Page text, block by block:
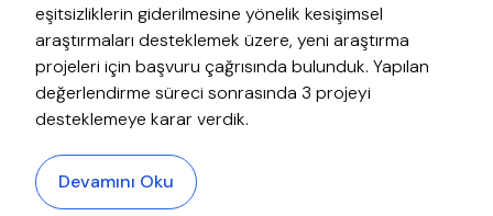
eşitsizliklerin giderilmesine yönelik kesişimsel
araştırmaları desteklemek üzere, yeni araştırma
projeleri için başvuru çağrısında bulunduk. Yapılan
değerlendirme süreci sonrasında 3 projeyi
desteklemeye karar verdik.
Devamını Oku